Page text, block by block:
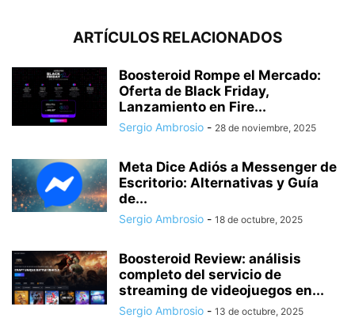
ARTÍCULOS RELACIONADOS
Boosteroid Rompe el Mercado:
Oferta de Black Friday,
Lanzamiento en Fire...
Sergio Ambrosio - 28 de noviembre, 2025
Meta Dice Adiós a Messenger de
Escritorio: Alternativas y Guía
de...
Sergio Ambrosio - 18 de octubre, 2025
Boosteroid Review: análisis
completo del servicio de
streaming de videojuegos en...
Sergio Ambrosio - 13 de octubre, 2025